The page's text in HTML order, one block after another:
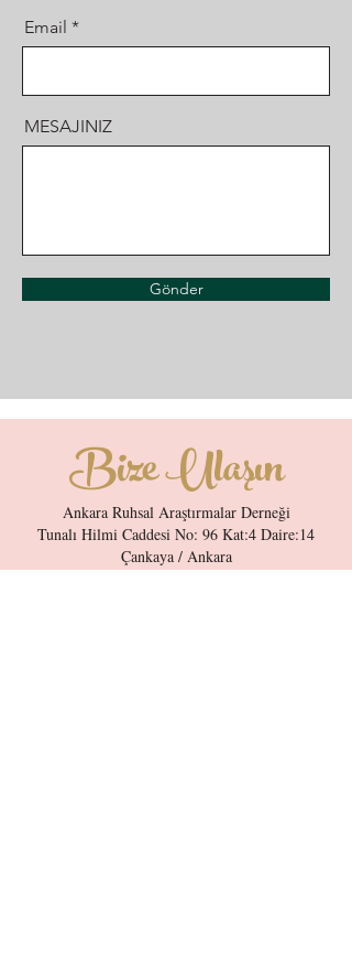
Email
MESAJINIZ
Gönder
Bize Ulaşın
Ankara Ruhsal Araştırmalar Derneği
Tunalı Hilmi Caddesi No: 96 Kat:4 Daire:14
Çankaya / Ankara